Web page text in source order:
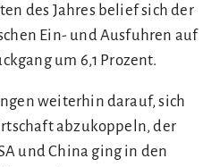
des Jahres belief sich der
Ein- und Ausfuhren auf
um 6,1 Prozent.
weiterhin darauf, sich
abzukoppeln, der
und China ging in den